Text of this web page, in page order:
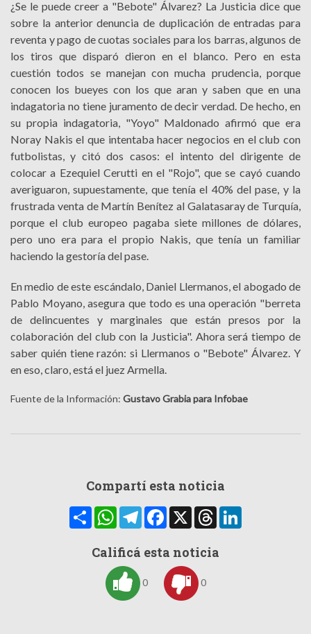
¿Se le puede creer a "Bebote" Álvarez? La Justicia dice que
sobre la anterior denuncia de duplicación de entradas para
reventa y pago de cuotas sociales para los barras, algunos de
los tiros que disparó dieron en el blanco. Pero en esta
cuestión todos se manejan con mucha prudencia, porque
conocen los bueyes con los que aran y saben que en una
indagatoria no tiene juramento de decir verdad. De hecho, en
su propia indagatoria, "Yoyo" Maldonado afirmó que era
Noray Nakis el que intentaba hacer negocios en el club con
futbolistas, y citó dos casos: el intento del dirigente de
colocar a Ezequiel Cerutti en el "Rojo", que se cayó cuando
averiguaron, supuestamente, que tenía el 40% del pase, y la
frustrada venta de Martín Benítez al Galatasaray de Turquía,
porque el club europeo pagaba siete millones de dólares,
pero uno era para el propio Nakis, que tenía un familiar
haciendo la gestoría del pase.
En medio de este escándalo, Daniel Llermanos, el abogado de
Pablo Moyano, asegura que todo es una operación "berreta
de delincuentes y marginales que están presos por la
colaboración del club con la Justicia". Ahora será tiempo de
saber quién tiene razón: si Llermanos o "Bebote" Álvarez. Y
en eso, claro, está el juez Armella.
Fuente de la Información: Gustavo Grabia para Infobae
Compartí esta noticia
CompartirWhatsAppTelegramFacebook
X Threads
Calificá esta noticia
0 0